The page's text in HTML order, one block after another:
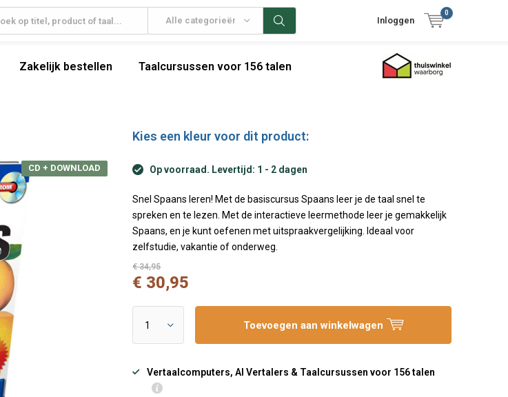
Alle categorieën Inloggen
0
Zakelijk bestellen Taalcursussen voor 156 talen
CD + DOWNLOAD
Kies een kleur voor dit product:
Op voorraad. Levertijd: 1 - 2 dagen
Snel Spaans leren! Met de basiscursus Spaans leer je de taal snel te
spreken en te lezen. Met de interactieve leermethode leer je gemakkelijk
Spaans, en je kunt oefenen met uitspraakvergelijking. Ideaal voor
zelfstudie, vakantie of onderweg.
€ 34,95
€ 30,95
Toevoegen aan winkelwagen
Vertaalcomputers, AI Vertalers & Taalcursussen voor 156 talen